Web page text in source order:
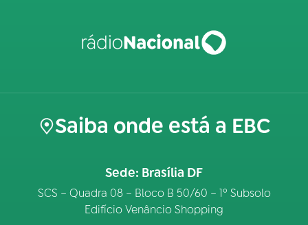
Saiba onde está a EBC
Sede: Brasília DF
SCS – Quadra 08 – Bloco B 50/60 – 1º Subsolo
Edifício Venâncio Shopping